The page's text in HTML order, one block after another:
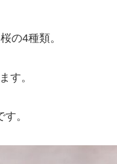
の4種類。
す。
。